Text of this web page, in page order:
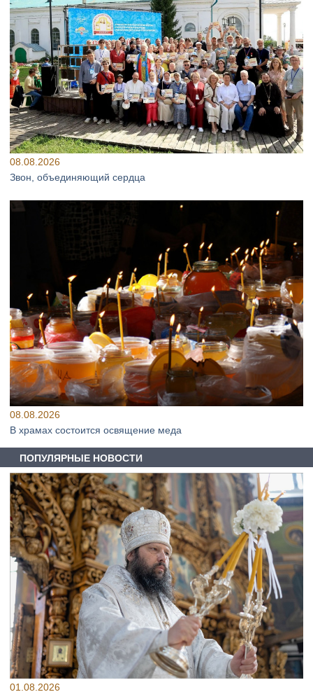
08.08.2026
Звон, объединяющий сердца
08.08.2026
В храмах состоится освящение меда
ПОПУЛЯРНЫЕ НОВОСТИ
01.08.2026